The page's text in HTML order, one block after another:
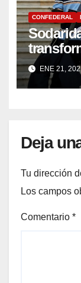
CONFEDERAL
ENE 21,
Deja
Tu dirección
Los campos
Comentario *